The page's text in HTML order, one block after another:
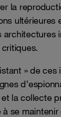
la
ultérieures
architectures
» de ces
la collecte
se